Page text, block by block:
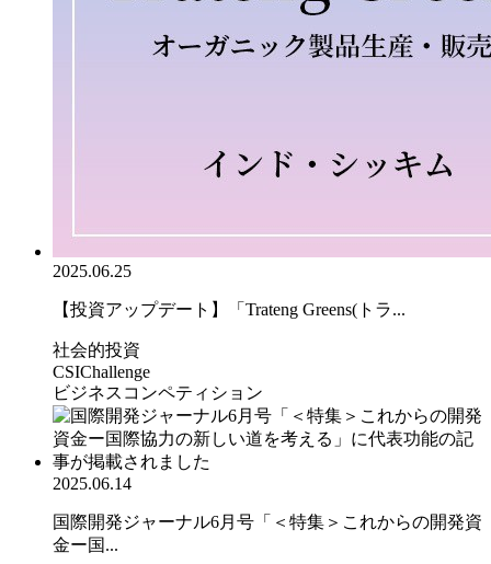
2025.06.25
【投資アップデート】「Trateng Greens(トラ...
社会的投資
CSIChallenge
ビジネスコンペティション
2025.06.14
国際開発ジャーナル6月号「＜特集＞これからの開発資
金ー国...